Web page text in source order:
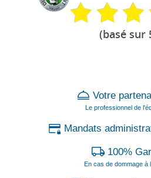
(basé sur
Votre
Le professionnel de
Mandats
100%
En cas de dommage à